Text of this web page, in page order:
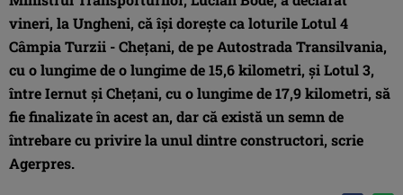
vineri, la Ungheni, că îşi doreşte ca loturile Lotul 4
Câmpia Turzii - Cheţani, de pe Autostrada Transilvania,
cu o lungime de o lungime de 15,6 kilometri, şi Lotul 3,
între Iernut şi Cheţani, cu o lungime de 17,9 kilometri, să
fie finalizate în acest an, dar că există un semn de
întrebare cu privire la unul dintre constructori, scrie
Agerpres.